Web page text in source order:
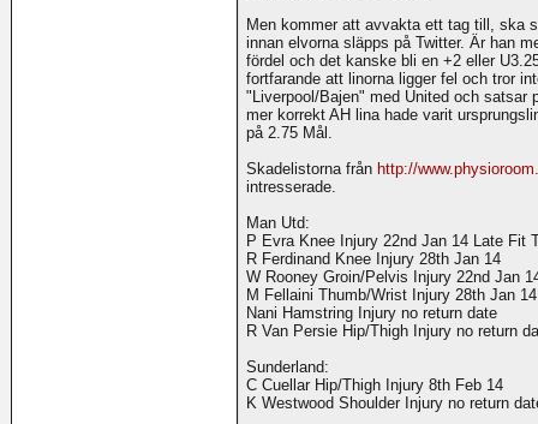
Men kommer att avvakta ett tag till, ska
innan elvorna släpps på Twitter. Är han
fördel och det kanske bli en +2 eller
fortfarande att linorna ligger fel och tror
"Liverpool/Bajen" med United och satsar
mer korrekt AH lina hade varit
på 2.75 Mål.
Skadelistorna från http://
intresserade.
Man Utd:
P Evra Knee Injury 22nd Jan 14 Late Fit
R Ferdinand Knee Injury 28th Jan 14
W Rooney Groin/Pelvis Injury 22nd Jan
M Fellaini Thumb/Wrist Injury 28th Jan 14
Nani Hamstring Injury no return date
R Van Persie Hip/Thigh Injury no return
Sunderland:
C Cuellar Hip/Thigh Injury 8th Feb 14
K Westwood Shoulder Injury no return